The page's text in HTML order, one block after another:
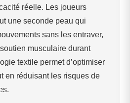
réelle. Les joueurs
une seconde peau qui
sans les entraver,
musculaire durant
textile permet d’optimiser
en réduisant les risques de